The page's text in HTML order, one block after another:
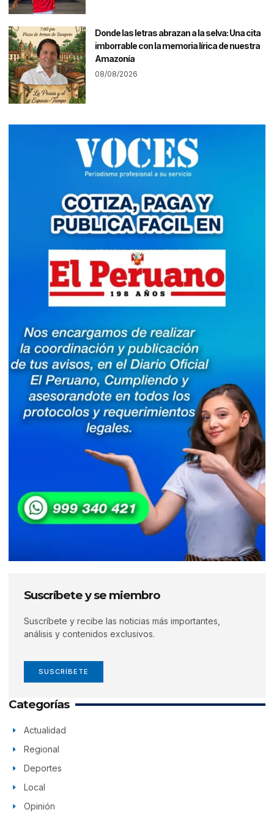
Donde las letras abrazan a la selva: Una cita
imborrable con la memoria lírica de nuestra
Amazonía
08/08/2026
Suscríbete y se miembro
Suscríbete y recibe las noticias más importantes,
análisis y contenidos exclusivos.
SUSCRÍBETE
Categorías
Actualidad
Regional
Deportes
Local
Opinión